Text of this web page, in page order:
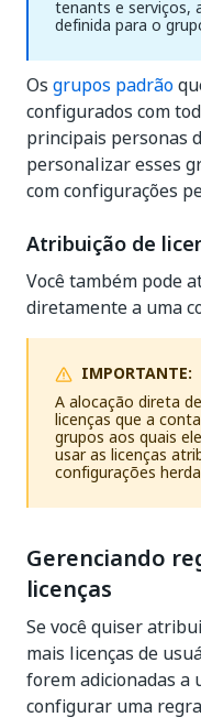
tenants e serviços,
definida para o
Os grupos padrão
configurados com
principais personas
personalizar esses
com configurações
Atribuição de
Você também pode
diretamente a uma
IMPORTANTE:
A alocação direta
licenças que a
grupos aos quais
usar as licenças
configurações
Gerenciando
licenças
Se você quiser
mais licenças de
forem adicionadas a
configurar uma